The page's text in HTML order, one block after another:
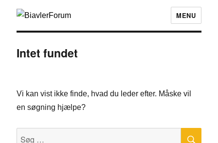
MENU
Intet fundet
Vi kan vist ikke finde, hvad du leder efter. Måske vil
en søgning hjælpe?